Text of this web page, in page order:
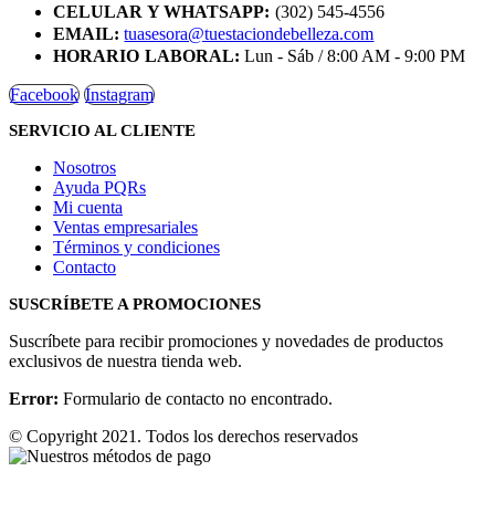
CELULAR Y WHATSAPP: (302) 545-4556
EMAIL: tuasesora@tuestaciondebelleza.com
HORARIO LABORAL: Lun - Sáb / 8:00 AM - 9:00 PM
Facebook Instagram
SERVICIO AL CLIENTE
Nosotros
Ayuda PQRs
Mi cuenta
Ventas empresariales
Términos y condiciones
Contacto
SUSCRÍBETE A PROMOCIONES
Suscríbete para recibir promociones y novedades de productos
exclusivos de nuestra tienda web.
Error: Formulario de contacto no encontrado.
© Copyright 2021. Todos los derechos reservados